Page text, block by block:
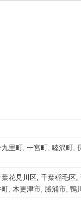
里町, 一宮町, 睦沢町,
花見川区, 千葉稲毛区,
, 木更津市, 勝浦市, 鴨